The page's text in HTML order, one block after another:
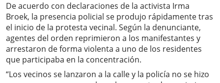
De acuerdo con declaraciones de la activista Irma
Broek, la presencia policial se produjo rápidamente tras
el inicio de la protesta vecinal. Según la denunciante,
agentes del orden reprimieron a los manifestantes y
arrestaron de forma violenta a uno de los residentes
que participaba en la concentración.
“Los vecinos se lanzaron a la calle y la policía no se hizo